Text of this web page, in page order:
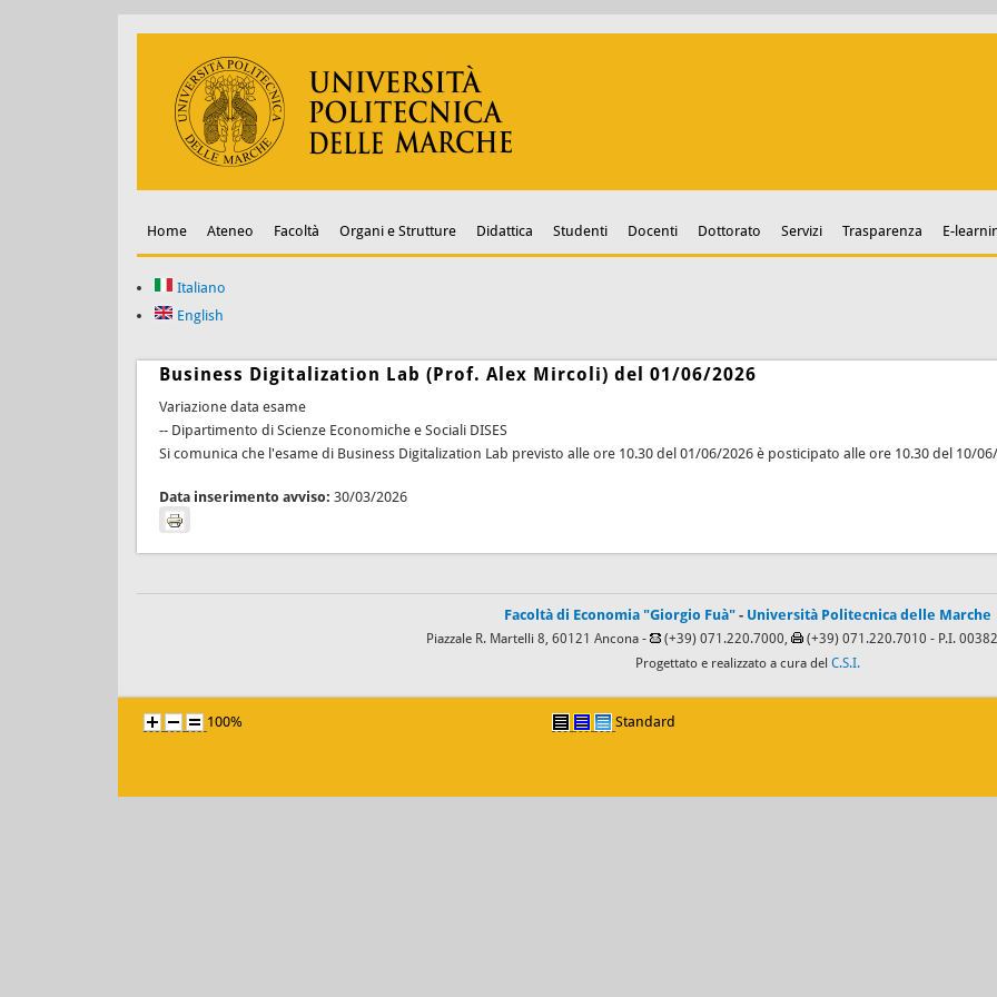
Home Ateneo Facoltà Organi e Strutture Didattica Studenti Docenti Dottorato Servizi Trasparenza E-
Italiano
English
Business Digitalization Lab (Prof. Alex Mircoli) del 01/06/2026
Variazione data esame
-- Dipartimento di Scienze Economiche e Sociali DISES
Si comunica che l'esame di Business Digitalization Lab previsto alle ore 10.30 del 01/06/2026 è posticipato alle ore 10.30 del 10/
Data inserimento avviso: 30/03/2026
Facoltà di Economia "Giorgio Fuà" - Università Politecnica delle Marche
Piazzale R. Martelli 8, 60121 Ancona - (+39) 071.220.7000, (+39) 071.220.7010 - P.I.
Progettato e realizzato a cura del C.S.I.
100% Standard